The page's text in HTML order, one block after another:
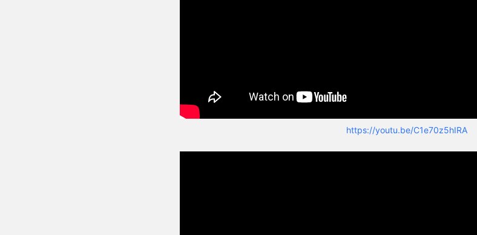
https://youtu.be/C1e70z5hIRA